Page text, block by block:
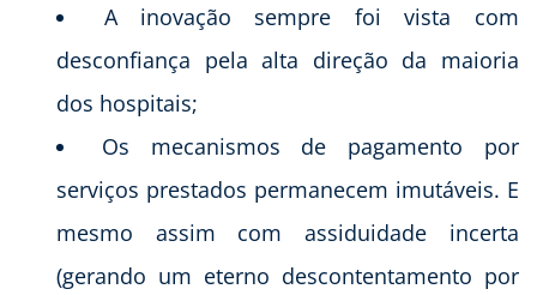
A inovação sempre foi vista com
desconfiança pela alta direção da maioria
dos hospitais;
Os mecanismos de pagamento por
serviços prestados permanecem imutáveis. E
mesmo assim com assiduidade incerta
(gerando um eterno descontentamento por